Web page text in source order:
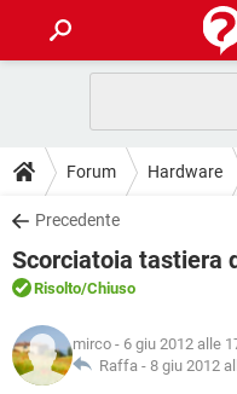
INTRATTENIMENTO
iOS
INSTAGRAM
TIKTOK
HARDWARE
GUIDE
COVID-19
iOS
INSTAGRAM
TIKTOK
DOWNLOAD
COVID-19
INTRATTENIMENTO
iOS
INSTAGRAM
FORUM
COVID-19
INTRATTENIMENTO
GLOSSARIO
COVID-19
Forum Hardware
Precedente
Scorciatoia tastiera
Risolto/Chiuso
mirco - 6 giu 2012 alle
Raffa - 8 giu 2012